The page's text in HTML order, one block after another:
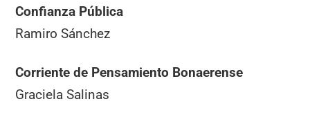
Confianza Pública
Ramiro Sánchez
Corriente de Pensamiento Bonaerense
Graciela Salinas